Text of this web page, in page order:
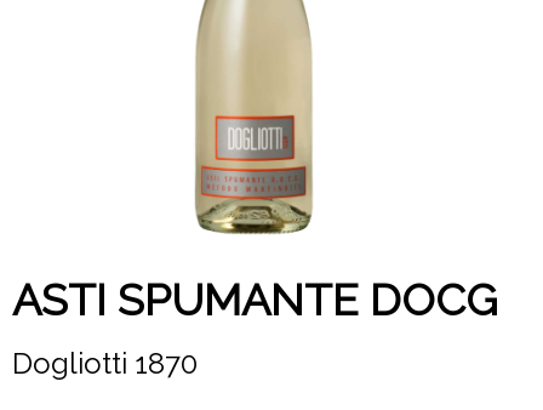
ASTI SPUMANTE DOCG
Dogliotti 1870